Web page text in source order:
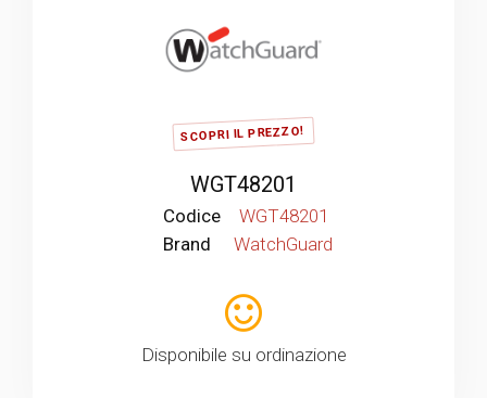
SCOPRI IL PREZZO!
WGT48201
Codice
WGT48201
Brand
WatchGuard
Disponibile su ordinazione